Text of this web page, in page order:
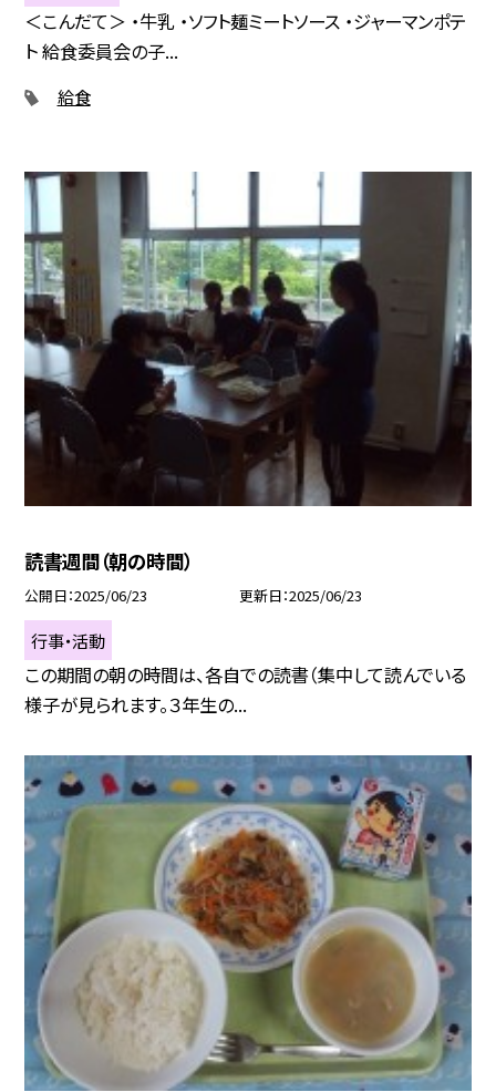
＜こんだて＞ ・牛乳 ・ソフト麺ミートソース ・ジャーマンポテ
ト 給食委員会の子...
給食
読書週間（朝の時間）
公開日 2025/06/23 更新日 2025/06/23
行事・活動
この期間の朝の時間は、各自での読書（集中して読んでいる
様子が見られます。３年生の...